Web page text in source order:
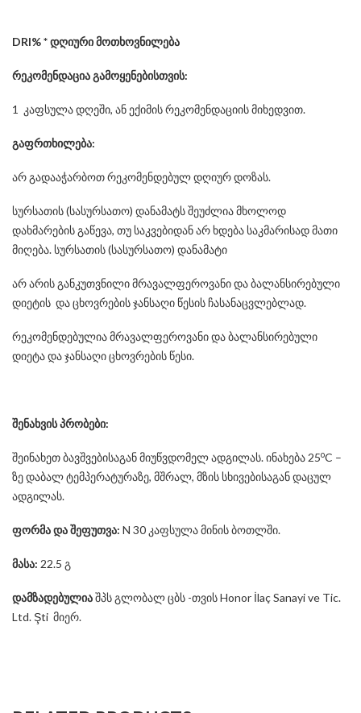
DRI%*დღიური მოთხოვნილება
რეკომენდაცია გამოყენებისთვის:
1 კაფსულა დღეში, ან ექიმის რეკომენდაციის მიხედვით.
გაფრთხილება:
არ გადააჭარბოთ რეკომენდებულ დღიურ დოზას.
სურსათის (სასურსათო) დანამატს შეუძლია მხოლოდ
დახმარების გაწევა, თუ საკვებიდან არ ხდება საკმარისად მათი
მიღება. სურსათის (სასურსათო) დანამატი
არ არის განკუთვნილი მრავალფეროვანი და ბალანსირებული
დიეტის და ცხოვრების ჯანსაღი წესის ჩასანაცვლებლად.
რეკომენდებულია მრავალფეროვანი და ბალანსირებული
დიეტა და ჯანსაღი ცხოვრების წესი.
შენახვის პრობები:
შეინახეთ ბავშვებისაგან მიუწვდომელ ადგილას. ინახება 25oC –
ზე დაბალ ტემპერატურაზე, მშრალ, მზის სხივებისაგან დაცულ
ადგილას.
ფორმა და შეფუთვა: N 30 კაფსულა მინის ბოთლში.
მასა: 22.5 გ
დამზადებულიაშპს გლობალ ცბს -თვის Honor İlaç Sanayi ve Tic.
Ltd. Şti მიერ.